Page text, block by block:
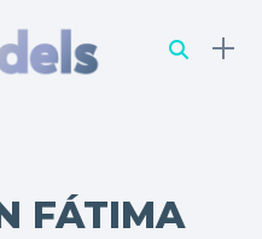
FÁTIMA